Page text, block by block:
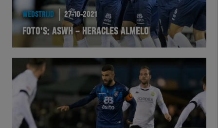
Academie
WEDSTRIJD 27-10-2021
FOTO’S: ASWH – HERACLES ALMELO